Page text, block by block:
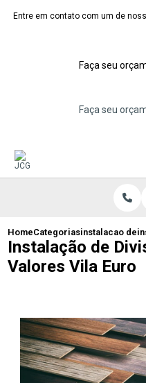
Entre em contato com um de
Faça seu
Faça seu
HomeCategoriasinstalacao de
Instalação de
Valores Vila Euro